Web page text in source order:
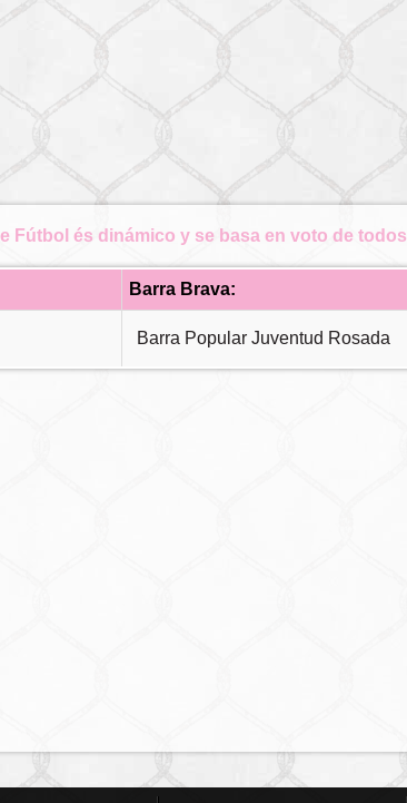
Fútbol és dinámico y se basa en voto de
Barra Brava:
Barra Popular Juventud Rosada